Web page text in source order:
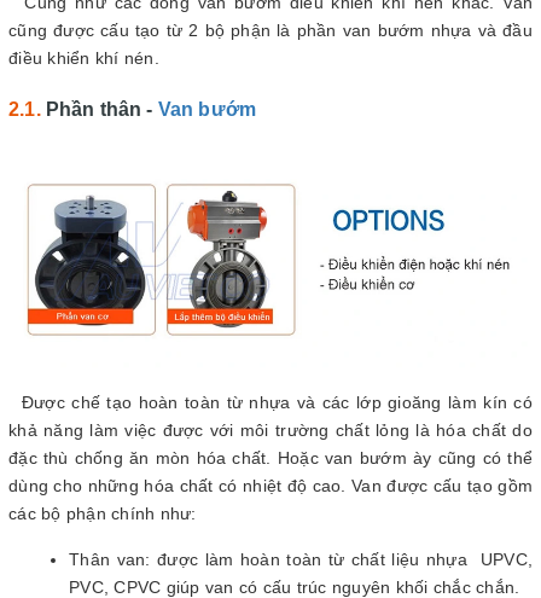
cũng được cấu tạo từ 2 bộ phận là phần van bướm nhựa và đầu
điều khiển khí nén.
Phần thân - Van bướm
Được chế tạo hoàn toàn từ nhựa và các lớp gioăng làm kín có
khả năng làm việc được với môi trường chất lỏng là hóa chất do
đặc thù chống ăn mòn hóa chất. Hoặc van bướm ày cũng có thể
dùng cho những hóa chất có nhiệt độ cao. Van được cấu tạo gồm
các bộ phận chính như:
Thân van: được làm hoàn toàn từ chất liệu nhựa UPVC,
PVC, CPVC giúp van có cấu trúc nguyên khối chắc chắn.